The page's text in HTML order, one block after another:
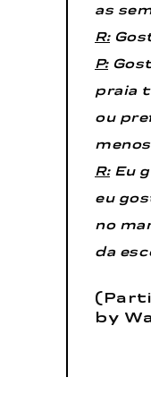
as
R:
P:
praia
ou
R:Eu
eu
no
da
by